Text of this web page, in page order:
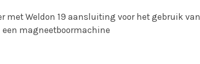
met Weldon 19 aansluiting voor het gebruik van
een magneetboormachine